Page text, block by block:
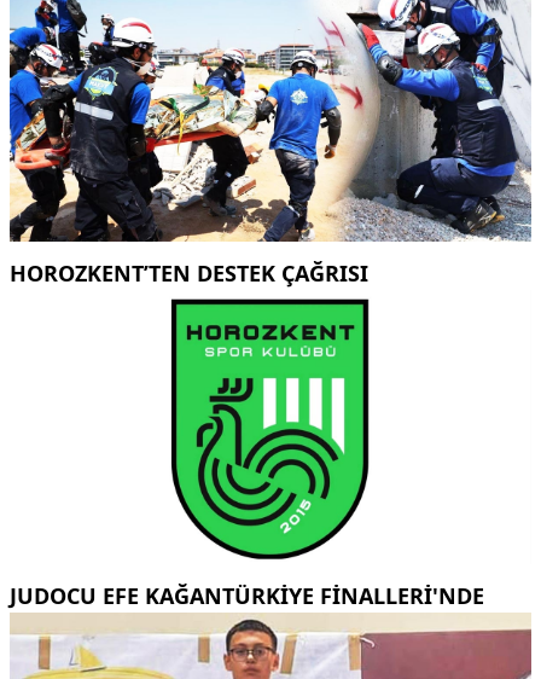
HOROZKENT’TEN DESTEK ÇAĞRISI
JUDOCU EFE KAĞANTÜRKİYE FİNALLERİ'NDE